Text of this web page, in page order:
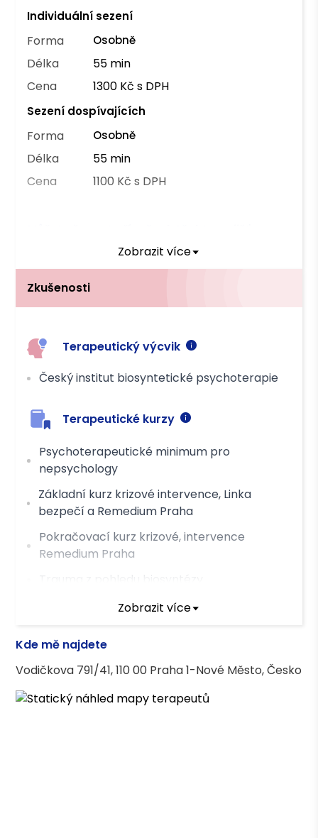
Individuální sezení
Forma Osobně
Délka
55 min
Cena
1300 Kč s DPH
Sezení dospívajících
Forma Osobně
Délka
55 min
Cena
1100 Kč s DPH
Platba
Zobrazit více
Zkušenosti
Terapeutický výcvik
Český institut biosyntetické psychoterapie
Terapeutické kurzy
Psychoterapeutické minimum pro
nepsychology
Základní kurz krizové intervence, Linka
bezpečí a Remedium Praha
Pokračovací kurz krizové, intervence
Remedium Praha
Psychosomatika z pohledu biosyntézy
SDFP (facilitační program v Somatickém
dialogu)
Narativní práce s umírajícímí osobami
Zobrazit více
Kde mě najdete
Vodičkova 791/41, 110 00 Praha 1-Nové Město, Česko